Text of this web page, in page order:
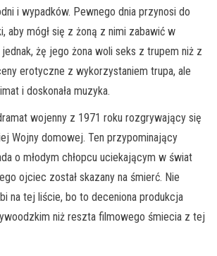
i wypadków. Pewnego dnia przynosi do
aby mógł się z żoną z nimi zabawić w
jednak, żę jego żona woli seks z trupem niż z
erotyczne z wykorzystaniem trupa, ale
i doskonała muzyka.
wojenny z 1971 roku rozgrywający się
Wojny domowej. Ten przypominający
o młodym chłopcu uciekającym w świat
ojciec został skazany na śmierć. Nie
na tej liście, bo to deceniona produkcja
niż reszta filmowego śmiecia z tej